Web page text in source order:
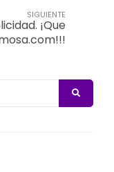
SIGUIENTE
¡Que